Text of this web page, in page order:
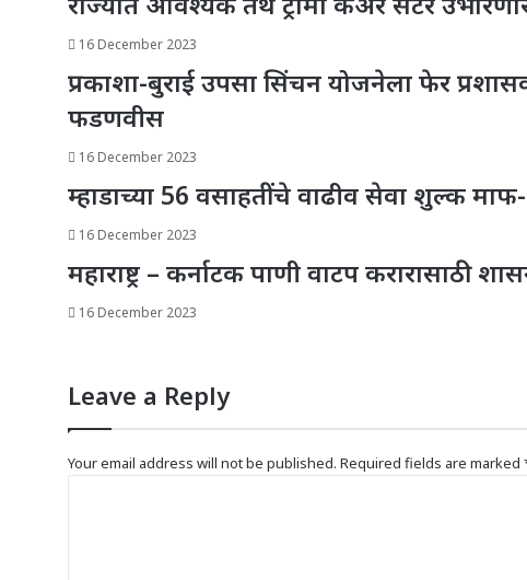
16 December 2023
प्रकाशा-बुराई उपसा सिंचन योजनेला फेर
फडणवीस
16 December 2023
म्हाडाच्या 56 वसाहतींचे वाढीव सेवा शुल्क
16 December 2023
महाराष्ट्र – कर्नाटक पाणी वाटप करारासाठी
16 December 2023
Leave a Reply
Your email address will not be published. Required fields are marked